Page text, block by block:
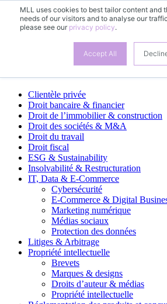
MLL uses cookies to best tailor content and
needs of our visitors and to analyse our
please see our privacy policy.
Accept All
ENES
Clientèle privée
Droit bancaire & financier
Droit de l’immobilier & construction
Droit des sociétés & M&A
Droit du travail
Droit fiscal
ESG & Sustainability
Insolvabilité & Restructuration
IT, Data & E-Commerce
Cybersécurité
E-Commerce & Digital
Marketing numérique
Médias sociaux
Protection des données
Litiges & Arbitrage
Propriété intellectuelle
Brevets
Marques & designs
Droits d’auteur & médias
Propriété intellectuelle